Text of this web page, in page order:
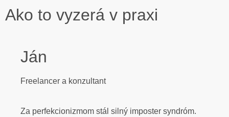
Ako to vyzerá v praxi
Ján
Freelancer a konzultant
Za perfekcionizmom stál silný imposter syndróm.